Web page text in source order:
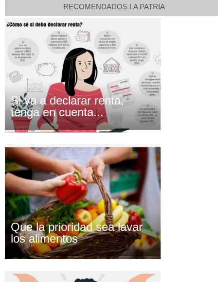
RECOMENDADOS LA PATRIA
Si va a declarar renta,
tenga en cuenta...
Que la prioridad sea lavar
los alimentos